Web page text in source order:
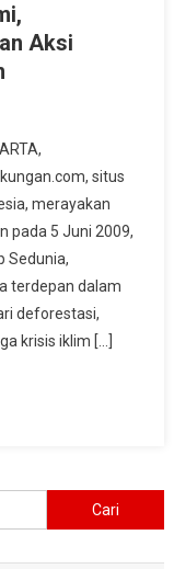
Aksi
situs
merayakan
pada 5 Juni 2009,
Sedunia,
terdepan dalam
deforestasi,
krisis iklim […]
untuk: